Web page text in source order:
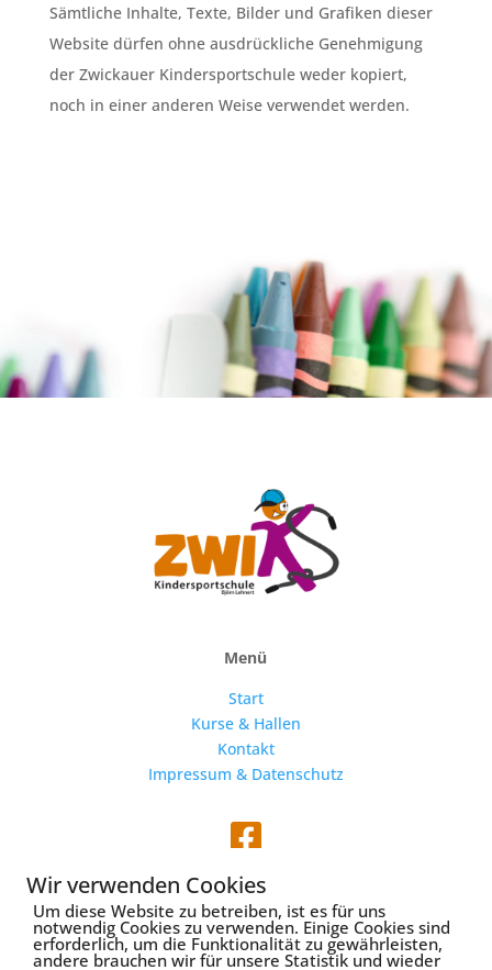
Sämtliche Inhalte, Texte, Bilder und Grafiken dieser
Website dürfen ohne ausdrückliche Genehmigung
der Zwickauer Kindersportschule weder kopiert,
noch in einer anderen Weise verwendet werden.
Menü
Start
Kurse & Hallen
Kontakt
Impressum & Datenschutz

Webseite und Fotos vonalles eitel
Wir verwenden Cookies
Um diese Website zu betreiben, ist es für uns
notwendig Cookies zu verwenden. Einige Cookies sind
erforderlich, um die Funktionalität zu gewährleisten,
andere brauchen wir für unsere Statistik und wieder